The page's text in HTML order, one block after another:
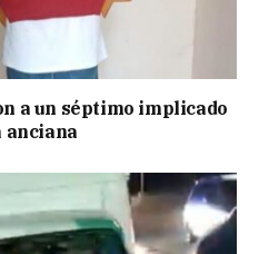
a un séptimo implicado
anciana